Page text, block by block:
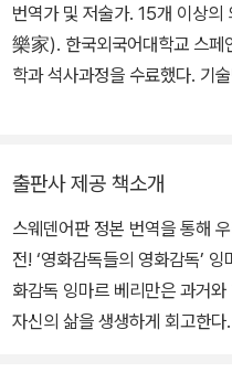
의 명예를 누렸다. 1918년 스웨덴 웁살라에서 목사의 아들로 태어난
베리만은 10대부터 연극을 접
오페라와 라디오극을 오가는
칸 영화제 시적 유머상이라는
을 얻은 것은 <제7의 봉인>의 성공때문이
에 만든 베리만의 후속작들 <
대중매체였던 영화를 영화감독
아주 고급적이고 실험적인 매체
번역가 및 저술가. 15개 이상
樂家). 한국외국어대학교 스페
학과 석사과정을 수료했다. 기
출판사 제공 책소개
스웨덴어판 정본 번역을 통해
전! ‘영화감독들의 영화감독’ 잉
화감독 잉마르 베리만은 과거
자신의 삶을 생생하게 회고한